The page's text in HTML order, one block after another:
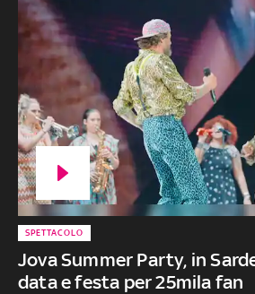
Jova Summer Party, in
data e festa per 25mila fan
SPETTACOLO